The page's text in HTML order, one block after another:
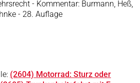
- Kommentar: Burmann, Heß,
- 28. Auflage
(2604) Motorrad: Sturz oder